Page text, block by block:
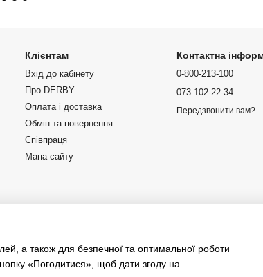
Клієнтам
Вхід до кабінету
Про DERBY
Оплата і доставка
Обмін та повернення
Співпраця
Мапа сайту
Контактна
0-800-213-100
073 102-22-34
Передзвонити вам?
а також для безпечної та оптимальної роботи
«Погодитися», щоб дати згоду на